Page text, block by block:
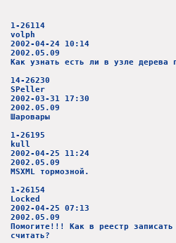
1-26114
volph
2002-04-24 10:14
2002.05.09
Как узнать есть ли в узле дерева
14-26230
SPeller
2002-03-31 17:30
2002.05.09
Шаровары
1-26195
kull
2002-04-25 11:24
2002.05.09
MSXML тормозной.
1-26154
Locked
2002-04-25 07:13
2002.05.09
Помогите!!! Как в реестр
считать?